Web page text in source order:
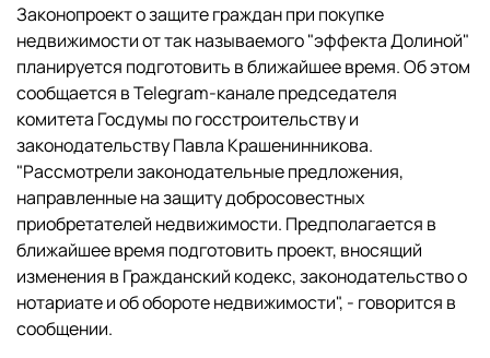
Законопроект о защите граждан при покупке
недвижимости от так называемого "эффекта Долиной"
планируется подготовить в ближайшее время. Об этом
сообщается в Telegram-канале председателя
комитета Госдумы по госстроительству и
законодательству Павла Крашенинникова.
"Рассмотрели законодательные предложения,
направленные на защиту добросовестных
приобретателей недвижимости. Предполагается в
ближайшее время подготовить проект, вносящий
изменения в Гражданский кодекс, законодательство о
нотариате и об обороте недвижимости", - говорится в
сообщении.